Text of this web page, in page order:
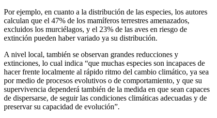
Por ejemplo, en cuanto a la distribución de las especies, los autores
calculan que el 47% de los mamíferos terrestres amenazados,
excluidos los murciélagos, y el 23% de las aves en riesgo de
extinción pueden haber variado ya su distribución.
A nivel local, también se observan grandes reducciones y
extinciones, lo cual indica “que muchas especies son incapaces de
hacer frente localmente al rápido ritmo del cambio climático, ya sea
por medio de procesos evolutivos o de comportamiento, y que su
supervivencia dependerá también de la medida en que sean capaces
de dispersarse, de seguir las condiciones climáticas adecuadas y de
preservar su capacidad de evolución”.